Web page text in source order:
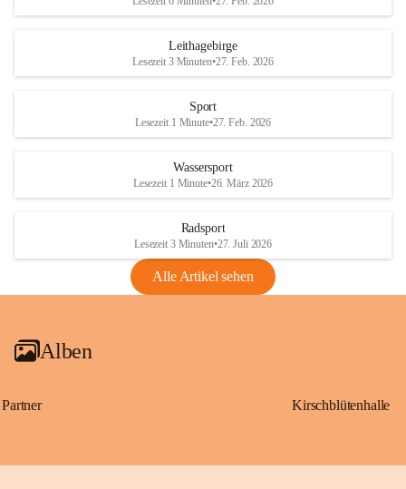
S
Maßnahmen zur Bekämpfung
Rebe und der Amerikanischen
Anhang VBl. EU Nr. 18
1 Seite•1,4 MB
VBl. EU Nr. 18_2026
S
Leithagebirge
Lesezeit 3 Minuten•27. Feb. 2026
Sport
Lesezeit 1 Minute•27. Feb. 2026
Wassersport
Lesezeit 1 Minute•26. März 2026
Radsport
Lesezeit 3 Minuten•27. Juli 2026
Alle Artikel sehen
Alben
Partner Kirschblütenhalle